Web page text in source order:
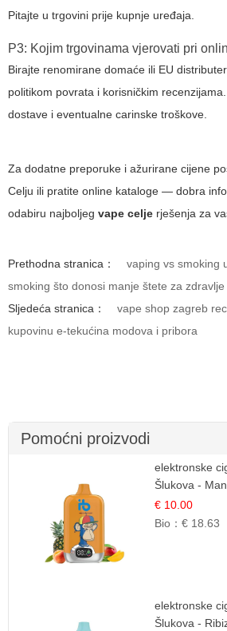
Pitajte u trgovini prije kupnje uređaja.
P3: Kojim trgovinama vjerovati pri
Birajte renomirane domaće ili EU
politikom povrata i korisničkim
dostave i eventualne carinske troškove.
Za dodatne preporuke i ažurirane cijene
Celju ili pratite online kataloge — dobra
odabiru najboljeg vape celje rješenja za
Prethodna stranica：
vaping vs smoking
smoking što donosi manje štete za
Sljedeća stranica：
vape shop zagreb
kupovinu e-tekućina modova i pribora
Pomoćni proizvodi
elektronske
Šlukova -
| Tropska
€ 10.00
Bio：€ 18.63
elektronske
Šlukova -